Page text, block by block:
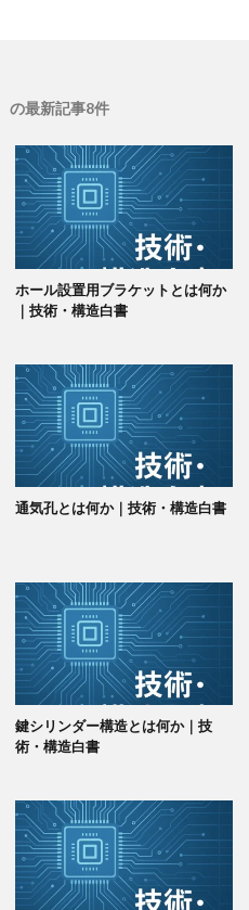
の最新記事8件
ホール設置用ブラケットとは何か
｜技術・構造白書
通気孔とは何か｜技術・構造白書
鍵シリンダー構造とは何か｜技
術・構造白書